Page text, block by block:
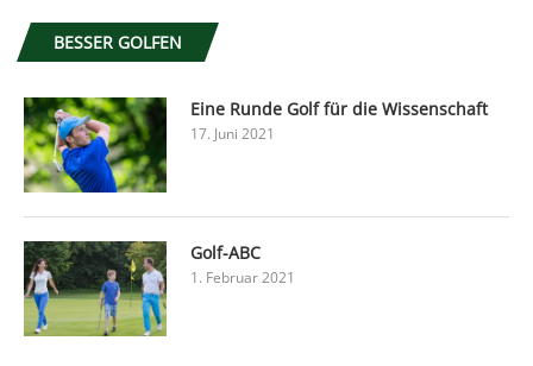
BESSER GOLFEN
Eine Runde Golf für die Wissenschaft
17. Juni 2021
Golf-ABC
1. Februar 2021